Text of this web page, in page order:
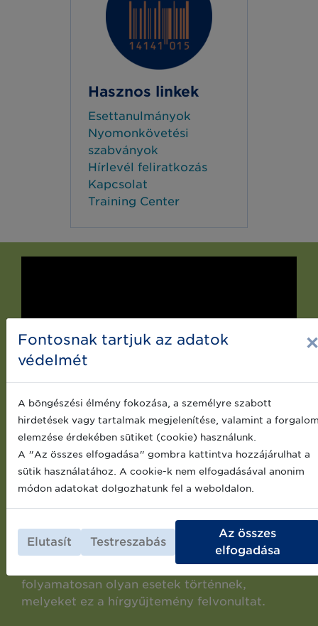
Hasznos linkek
Esettanulmányok
Nyomonkövetési
szabványok
Hírlevél feliratkozás
Kapcsolat
Training Center
Nézze meg, mit okoz a
nyomon követés hiánya!
menthet.
A nyomon követés hiányából adódóan
folyamatosan olyan esetek történnek,
melyeket ez a hírgyűjtemény felvonultat.
Fontosnak tartjuk az adatok
védelmét
A böngészési élmény fokozása, a személyre szabott
hirdetések vagy tartalmak megjelenítése, valamint a
elemzése érdekében sütiket (cookie) használunk.
A "Az összes elfogadása" gombra kattintva hozzájárulhat a
sütik használatához. A cookie-k nem elfogadásával anonim
módon adatokat dolgozhatunk fel a weboldalon.
Elutasít Testreszabás
Az összes
elfogadása